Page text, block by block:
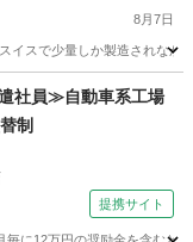
8月7日
イスで少量しか製造されな
ゴールデン
社員≫自動車系工場
制
提携サイト